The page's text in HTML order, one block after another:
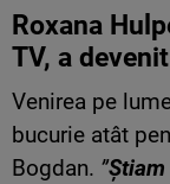
Roxana
TV, a
Venirea pe
bucurie atât
Bogdan. ”